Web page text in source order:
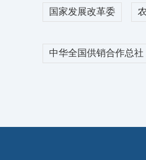
物流综合服务
交易市场积极响应国家
粘胶短纤
14300元/吨
83.02美分/磅
国家发展改革委
中华全国供销合作总社